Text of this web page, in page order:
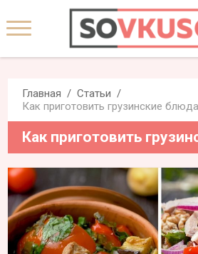
Главная
Статьи
Как приготовить грузинские блюда
Как приготовить